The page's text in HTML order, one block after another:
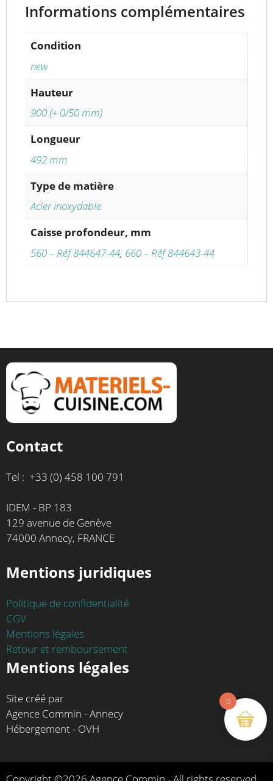
Informations complémentaires
Condition
new
Hauteur
900 (+ 0/50 mm)
Longueur
492 mm
Type de matière
Acier inoxydable
Caisse profondeur, mm
560 – Réf 844647-44, 660 – Réf 844643-44
Contact
Tel : +33 (0) 458 100 791
IDEM - BP 183
129 avenue de Genève
74000 Annecy, FRANCE
Mentions juridiques
Politique de confidentialité
CGV
Mentions légales
Retour et remboursement
Mentions légales
Site créé par
Agence Commin - Annecy
Hébergement - OVH
0